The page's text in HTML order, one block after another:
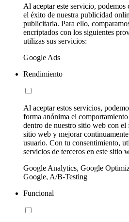
Al aceptar este servicio,
el éxito de nuestra publicidad
publicitaria. Para ello,
encriptados con los siguientes
utilizas sus servicios:
Google Ads
Rendimiento
Al aceptar estos servicios,
forma anónima el
dentro de nuestro sitio web con
sitio web y mejorar
usuario. Con tu consentimiento,
servicios de terceros en este sitio
Google Analytics, Google
Google, A/B-Testing
Funcional